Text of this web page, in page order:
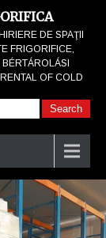
DE SPAŢII
FRIGORIFICE,
OF COLD